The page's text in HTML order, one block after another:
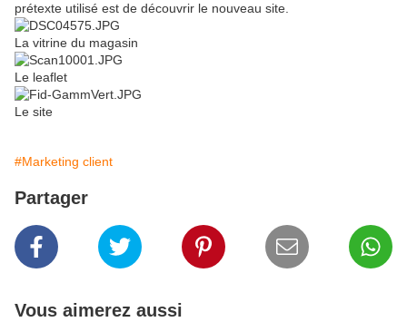
prétexte utilisé est de découvrir le nouveau site.
La vitrine du magasin
Le leaflet
Le site
#Marketing client
Partager
Vous aimerez aussi